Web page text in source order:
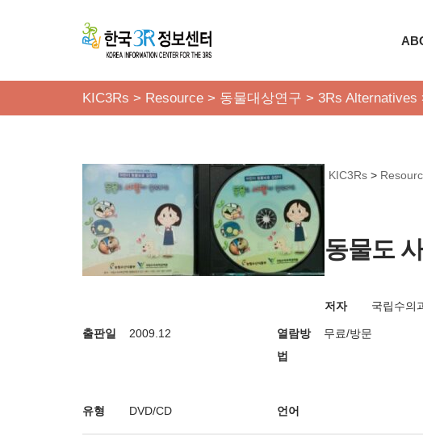
로
KIC3Rs > Resource > 동물대상연구 > 3Rs Alternatives
KIC3Rs >
동물도
저자 국립수의
출판일 2009.12
열람방
법
무료/방문
유형 DVD/CD 언어